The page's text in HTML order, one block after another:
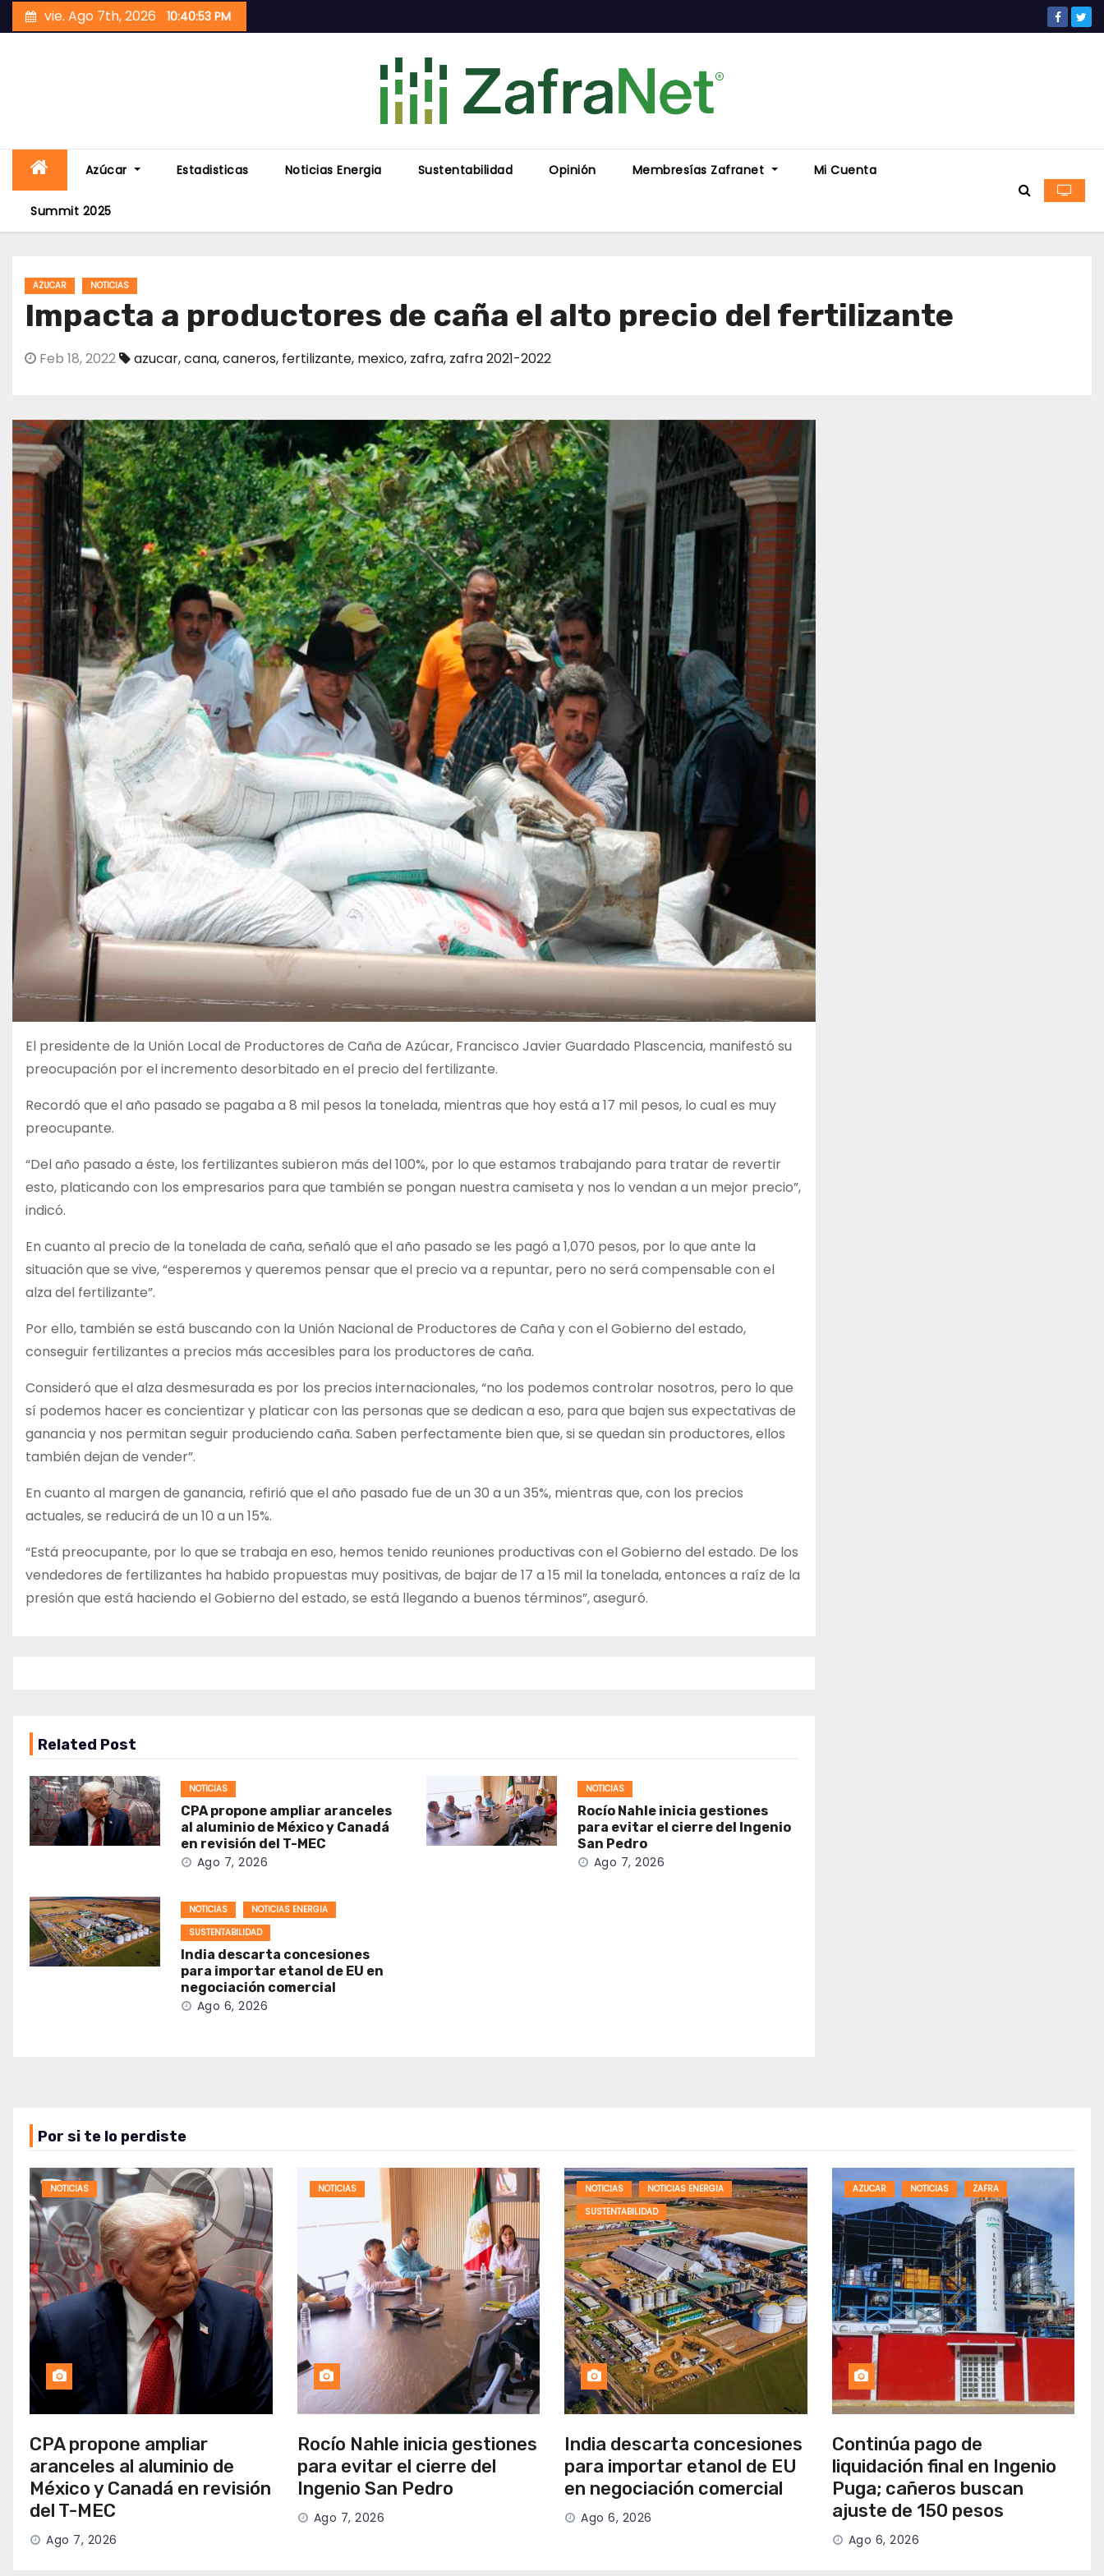
to
vie. Ago 7th, 2026 10:40:54 PM
Azúcar Estadisticas Noticias Energia Sustentabilidad Opinión Membresías Zafranet Mi Cuenta
Summit 2025
AZUCAR NOTICIAS
Impacta a productores de caña el alto precio del fertilizante
Feb 18, 2022 azucar,cana,caneros, fertilizante, mexico, zafra, zafra 2021-2022
El presidente de la Unión Local de Productores de Caña de Azúcar, Francisco Javier Guardado Plascencia, manifestó su
preocupación por el incremento desorbitado en el precio del fertilizante.
Recordó que el año pasado se pagaba a 8 mil pesos la tonelada, mientras que hoy está a 17 mil pesos, lo cual es muy
preocupante.
“Del año pasado a éste, los fertilizantes subieron más del 100%, por lo que estamos trabajando para tratar de revertir
esto, platicando con los empresarios para que también se pongan nuestra camiseta y nos lo vendan a un mejor precio”,
indicó.
En cuanto al precio de la tonelada de caña, señaló que el año pasado se les pagó a 1,070 pesos, por lo que ante la
situación que se vive, “esperemos y queremos pensar que el precio va a repuntar, pero no será compensable con el
alza del fertilizante”.
Por ello, también se está buscando con la Unión Nacional de Productores de Caña y con el Gobierno del estado,
conseguir fertilizantes a precios más accesibles para los productores de caña.
Consideró que el alza desmesurada es por los precios internacionales, “no los podemos controlar nosotros, pero lo que
sí podemos hacer es concientizar y platicar con las personas que se dedican a eso, para que bajen sus expectativas de
ganancia y nos permitan seguir produciendo caña. Saben perfectamente bien que, si se quedan sin productores, ellos
también dejan de vender”.
En cuanto al margen de ganancia, refirió que el año pasado fue de un 30 a un 35%, mientras que, con los precios
actuales, se reducirá de un 10 a un 15%.
“Está preocupante, por lo que se trabaja en eso, hemos tenido reuniones productivas con el Gobierno del estado. De los
vendedores de fertilizantes ha habido propuestas muy positivas, de bajar de 17 a 15 mil la tonelada, entonces a raíz de la
presión que está haciendo el Gobierno del estado, se está llegando a buenos términos”, aseguró.
Related Post
NOTICIAS
CPA propone ampliar aranceles
al aluminio de México y Canadá
en revisión del T-MEC
Ago 7, 2026
NOTICIAS
Rocío Nahle inicia gestiones
para evitar el cierre del Ingenio
San Pedro
Ago 7, 2026
NOTICIAS
NOTICIAS ENERGIA
SUSTENTABILIDAD
India descarta concesiones
para importar etanol de EU en
negociación comercial
Ago 6, 2026
Por si te lo perdiste
NOTICIAS
CPA propone ampliar
aranceles al aluminio de
México y Canadá en revisión
del T-MEC
Ago 7, 2026
NOTICIAS
Rocío Nahle inicia gestiones
para evitar el cierre del
Ingenio San Pedro
Ago 7, 2026
NOTICIAS
NOTICIAS ENERGIA
SUSTENTABILIDAD
India descarta concesiones
para importar etanol de EU
en negociación comercial
Ago 6, 2026
AZUCAR NOTICIAS ZAFRA
Continúa pago de
liquidación final en Ingenio
Puga; cañeros buscan
ajuste de 150 pesos
Ago 6, 2026